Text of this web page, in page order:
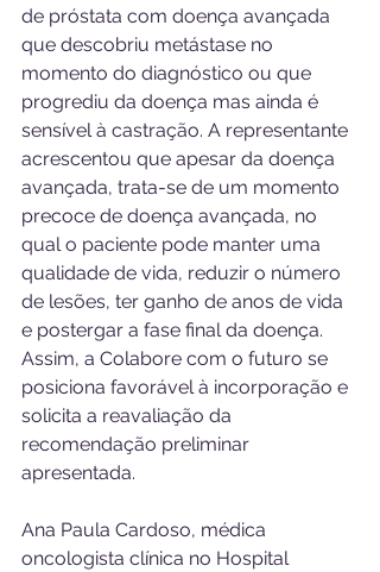
de próstata com doença avançada
que descobriu metástase no
momento do diagnóstico ou que
progrediu da doença mas ainda é
sensível à castração. A representante
acrescentou que apesar da doença
avançada, trata-se de um momento
precoce de doença avançada, no
qual o paciente pode manter uma
qualidade de vida, reduzir o número
de lesões, ter ganho de anos de vida
e postergar a fase final da doença.
Assim, a Colabore com o futuro se
posiciona favorável à incorporação e
solicita a reavaliação da
recomendação preliminar
apresentada.
Ana Paula Cardoso, médica
oncologista clínica no Hospital